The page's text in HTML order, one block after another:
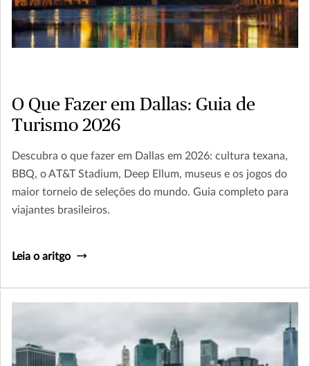
O Que Fazer em Dallas: Guia de
Turismo 2026
Descubra o que fazer em Dallas em 2026: cultura texana,
BBQ, o AT&T Stadium, Deep Ellum, museus e os jogos do
maior torneio de seleções do mundo. Guia completo para
viajantes brasileiros.
Leia o aritgo